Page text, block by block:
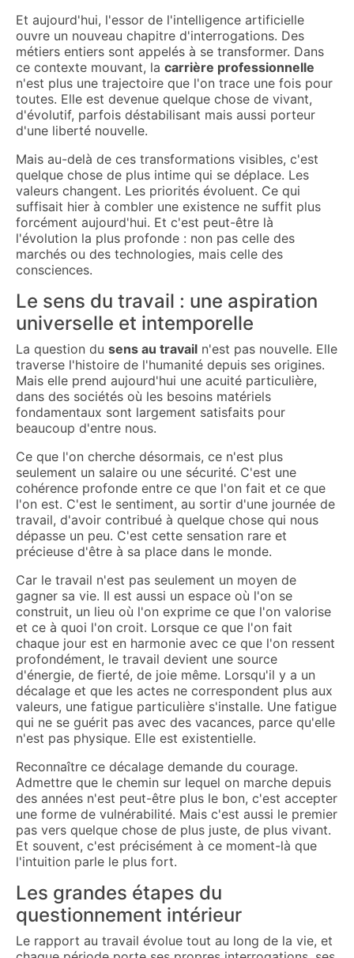
Et aujourd'hui, l'essor de l'intelligence artificielle
ouvre un nouveau chapitre d'interrogations. Des
métiers entiers sont appelés à se transformer. Dans
ce contexte mouvant, la carrière professionnelle
n'est plus une trajectoire que l'on trace une fois pour
toutes. Elle est devenue quelque chose de vivant,
d'évolutif, parfois déstabilisant mais aussi porteur
d'une liberté nouvelle.
Mais au-delà de ces transformations visibles, c'est
quelque chose de plus intime qui se déplace. Les
valeurs changent. Les priorités évoluent. Ce qui
suffisait hier à combler une existence ne suffit plus
forcément aujourd'hui. Et c'est peut-être là
l'évolution la plus profonde : non pas celle des
marchés ou des technologies, mais celle des
consciences.
Le sens du travail : une aspiration
universelle et intemporelle
La question du sens au travail n'est pas nouvelle. Elle
traverse l'histoire de l'humanité depuis ses origines.
Mais elle prend aujourd'hui une acuité particulière,
dans des sociétés où les besoins matériels
fondamentaux sont largement satisfaits pour
beaucoup d'entre nous.
Ce que l'on cherche désormais, ce n'est plus
seulement un salaire ou une sécurité. C'est une
cohérence profonde entre ce que l'on fait et ce que
l'on est. C'est le sentiment, au sortir d'une journée de
travail, d'avoir contribué à quelque chose qui nous
dépasse un peu. C'est cette sensation rare et
précieuse d'être à sa place dans le monde.
Car le travail n'est pas seulement un moyen de
gagner sa vie. Il est aussi un espace où l'on se
construit, un lieu où l'on exprime ce que l'on valorise
et ce à quoi l'on croit. Lorsque ce que l'on fait
chaque jour est en harmonie avec ce que l'on ressent
profondément, le travail devient une source
d'énergie, de fierté, de joie même. Lorsqu'il y a un
décalage et que les actes ne correspondent plus aux
valeurs, une fatigue particulière s'installe. Une fatigue
qui ne se guérit pas avec des vacances, parce qu'elle
n'est pas physique. Elle est existentielle.
Reconnaître ce décalage demande du courage.
Admettre que le chemin sur lequel on marche depuis
des années n'est peut-être plus le bon, c'est accepter
une forme de vulnérabilité. Mais c'est aussi le premier
pas vers quelque chose de plus juste, de plus vivant.
Et souvent, c'est précisément à ce moment-là que
l'intuition parle le plus fort.
Les grandes étapes du
questionnement intérieur
Le rapport au travail évolue tout au long de la vie, et